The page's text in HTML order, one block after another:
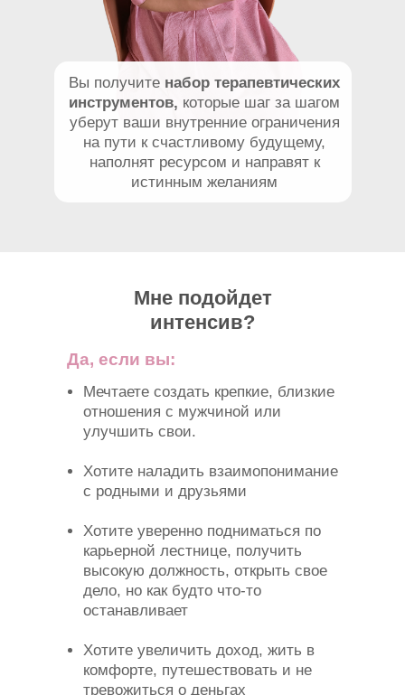
Вы получите набор терапевтических
инструментов, которые шаг за шагом
уберут ваши внутренние ограничения
на пути к счастливому будущему,
наполнят ресурсом и направят к
истинным желаниям
Мне подойдет
интенсив?
Да, если вы:
Мечтаете создать крепкие, близкие
отношения с мужчиной или
улучшить свои.
Хотите наладить взаимопонимание
с родными и друзьями
Хотите уверенно подниматься по
карьерной лестнице, получить
высокую должность, открыть свое
дело, но как будто что-то
останавливает
Хотите увеличить доход, жить в
комфорте, путешествовать и не
тревожиться о деньгах